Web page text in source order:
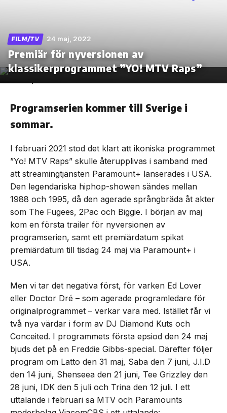
Skip
the
FILM/TV 24 maj, 2022
Premiär för nyversionen av
klassikerprogrammet ”YO! MTV Raps”
Programserien kommer till Sverige i
sommar.
I februari 2021 stod det klart att ikoniska programmet
”Yo! MTV Raps” skulle återupplivas i samband med
att streamingtjänsten Paramount+ lanserades i USA.
Den legendariska hiphop-showen sändes mellan
1988 och 1995, då den agerade språngbräda åt akter
som The Fugees, 2Pac och Biggie. I början av maj
kom en första trailer för nyversionen av
programserien, samt ett premiärdatum spikat
premiärdatum till tisdag 24 maj via Paramount+ i
USA.
Men vi tar det negativa först, för varken Ed Lover
eller Doctor Dré – som agerade programledare för
originalprogrammet – verkar vara med. Istället får vi
två nya värdar i form av DJ Diamond Kuts och
Conceited. I programmets första epsiod den 24 maj
bjuds det på en Freddie Gibbs-special. Därefter följer
program om Latto den 31 maj, Saba den 7 juni, J.I.D
den 14 juni, Shenseea den 21 juni, Tee Grizzley den
28 juni, IDK den 5 juli och Trina den 12 juli. I ett
uttalande i februari sa MTV och Paramounts